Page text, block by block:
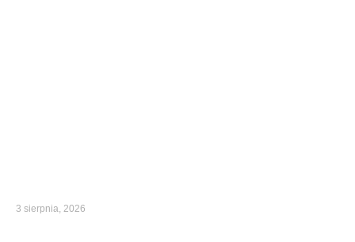
3 sierpnia, 2026